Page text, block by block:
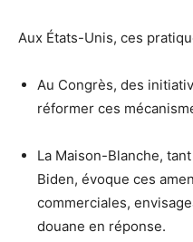
Aux États-Unis, ces
Au Congrès, des
réformer ces
La Maison-Blanche,
Biden, évoque ces
commerciales,
douane en réponse.